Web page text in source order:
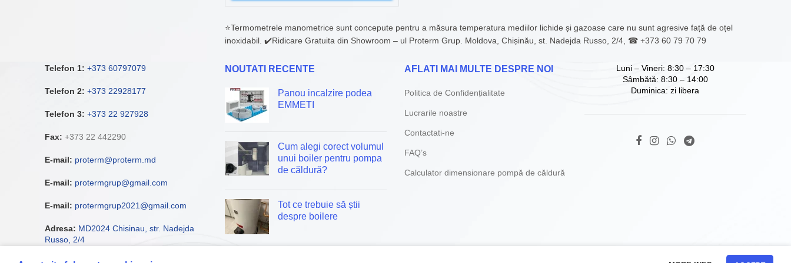
⭐Termometrele manometrice sunt concepute pentru a măsura temperatura mediilor lichide și gazoase care nu sunt agresive față de oțel
inoxidabil. ✔️Ridicare Gratuita din Showroom – ul Proterm Grup. Moldova, Chișinău, st. Nadejda Russo, 2/4, ☎ +373 60 79 70 79
Telefon 1: +373 60797079
Telefon 2: +373 22928177
Telefon 3: +373 22 927928
Fax: +373 22 442290
E-mail: proterm@proterm.md
E-mail: protermgrup@gmail.com
E-mail: protermgrup2021@gmail.com
Adresa: MD2024 Chisinau, str. Nadejda
Russo, 2/4
NOUTATI RECENTE
Panou incalzire podea
EMMETI
Cum alegi corect volumul
unui boiler pentru pompa
de căldură?
Tot ce trebuie să știi
despre boilere
AFLATI MAI MULTE DESPRE NOI
Politica de Confidențialitate
Lucrarile noastre
Contactati-ne
FAQ’s
Calculator dimensionare pompă de căldură
Luni – Vineri: 8:30 – 17:30
Sâmbătă: 8:30 – 14:00
Duminica: zi libera